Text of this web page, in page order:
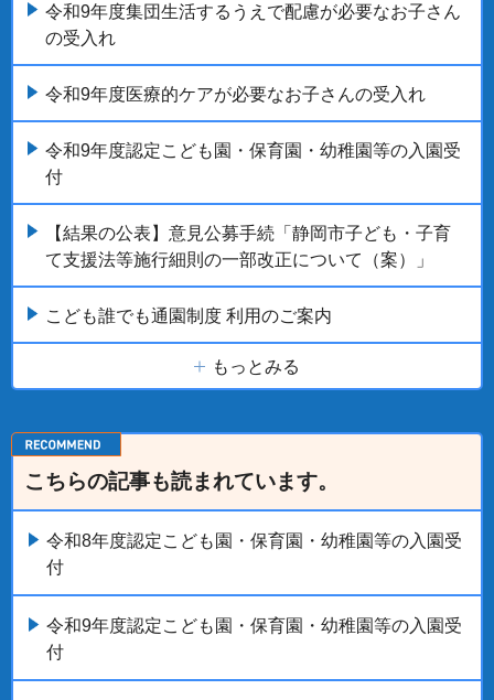
令和9年度集団生活するうえで配慮が必要なお子さん
の受入れ
令和9年度医療的ケアが必要なお子さんの受入れ
令和9年度認定こども園・保育園・幼稚園等の入園受
付
【結果の公表】意見公募手続「静岡市子ども・子育
て支援法等施行細則の一部改正について（案）」
こども誰でも通園制度 利用のご案内
もっとみる
こちらの記事も読まれています。
令和8年度認定こども園・保育園・幼稚園等の入園受
付
令和9年度認定こども園・保育園・幼稚園等の入園受
付